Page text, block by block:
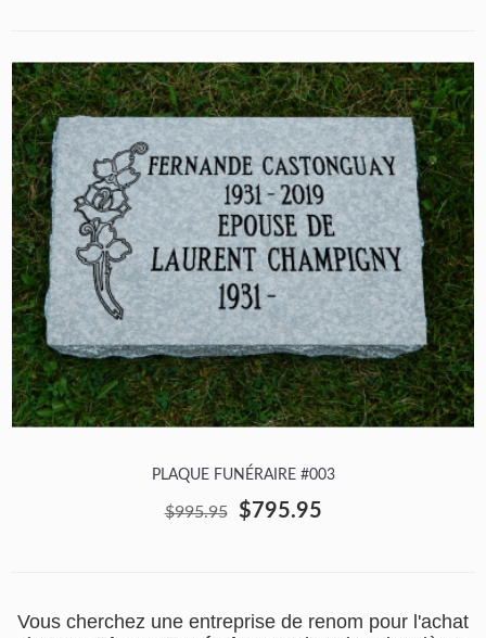
PLAQUE FUNÉRAIRE #003
$995.95 $795.95
Vous cherchez une entreprise de renom pour l'achat